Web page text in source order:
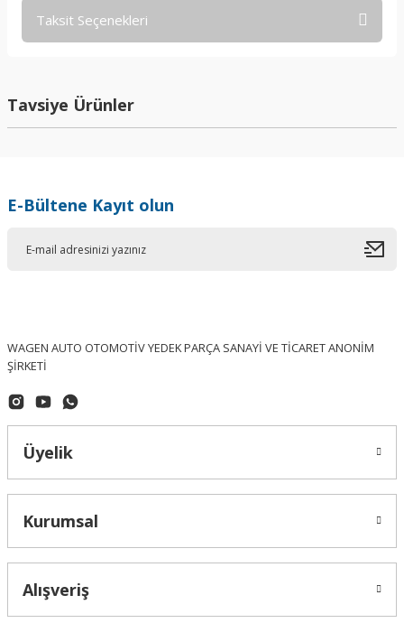
Taksit Seçenekleri
Tavsiye Ürünler
E-Bültene Kayıt olun
WAGEN AUTO OTOMOTİV YEDEK PARÇA SANAYİ VE TİCARET ANONİM
ŞİRKETİ
Üyelik
Kurumsal
Alışveriş